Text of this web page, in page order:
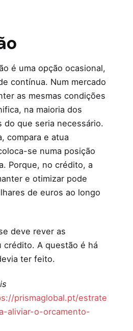
é uma opção ocasional,
contínua. Num mercado
as mesmas condições
na maioria dos
do que seria necessário.
compara e atua
se numa posição
Porque, no crédito, a
e otimizar pode
de euros ao longo
deve rever as
crédito. A questão é há
ter feito.
prismaglobal.pt/estrate
aliviar-o-orcamento-